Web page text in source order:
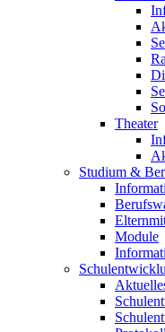
Theater
Studium &
Module